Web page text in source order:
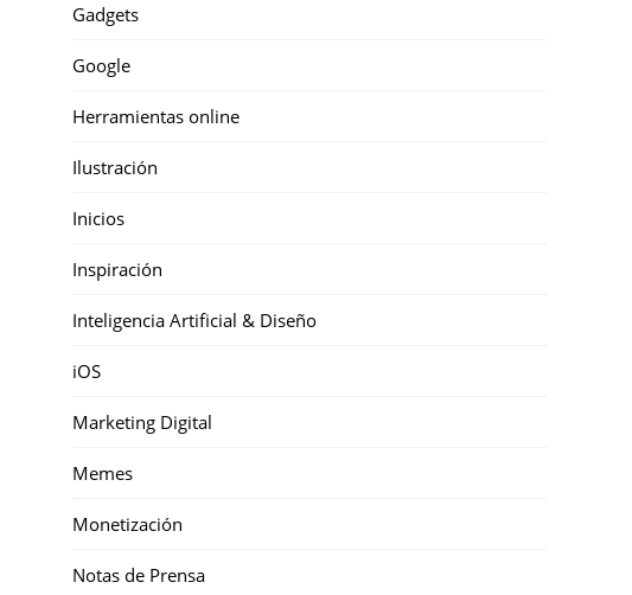
Gadgets
Google
Herramientas online
Ilustración
Inicios
Inspiración
Inteligencia Artificial & Diseño
iOS
Marketing Digital
Memes
Monetización
Notas de Prensa